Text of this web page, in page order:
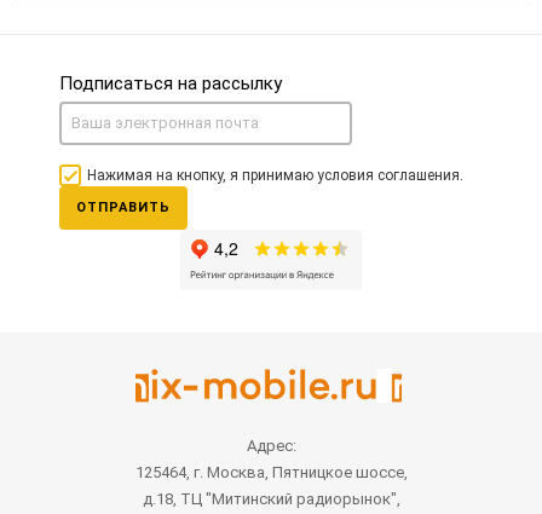
Подписаться на рассылку
Нажимая на кнопку, я принимаю условия соглашения.
ОТПРАВИТЬ
Адрес:
125464, г. Москва, Пятницкое шоссе,
д.18, ТЦ "Митинский радиорынок",